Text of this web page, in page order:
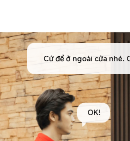
Cứ để ở ngoài cửa nhé.
OK!